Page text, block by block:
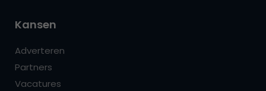
Kansen
Adverteren
Partners
Vacatures